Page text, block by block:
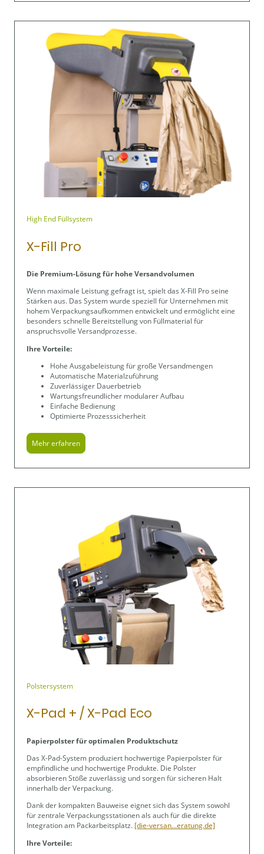
High End Füllsystem
X-Fill Pro
Die Premium-Lösung für hohe Versandvolumen
Wenn maximale Leistung gefragt ist, spielt das X-Fill Pro seine
Stärken aus. Das System wurde speziell für Unternehmen mit
hohem Verpackungsaufkommen entwickelt und ermöglicht eine
besonders schnelle Bereitstellung von Füllmaterial für
anspruchsvolle Versandprozesse.
Ihre Vorteile:
Hohe Ausgabeleistung für große Versandmengen
Automatische Materialzuführung
Zuverlässiger Dauerbetrieb
Wartungsfreundlicher modularer Aufbau
Einfache Bedienung
Optimierte Prozesssicherheit
Mehr erfahren
Polstersystem
X-Pad + / X-Pad Eco
Papierpolster für optimalen Produktschutz
Das X-Pad-System produziert hochwertige Papierpolster für
empfindliche und hochwertige Produkte. Die Polster
absorbieren Stöße zuverlässig und sorgen für sicheren Halt
innerhalb der Verpackung.
Dank der kompakten Bauweise eignet sich das System sowohl
für zentrale Verpackungsstationen als auch für die direkte
Integration am Packarbeitsplatz. [die-versan...eratung.de]
Ihre Vorteile: